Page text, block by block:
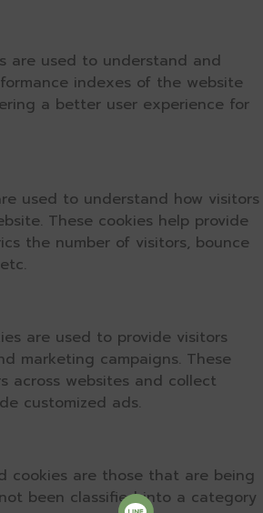
are used to understand and
indexes of the website
a better user experience for
used to understand how visitors
These cookies help provide
the number of visitors, bounce
are used to provide visitors
marketing campaigns. These
across websites and collect
customized ads.
cookies are those that are being
been classified into a category